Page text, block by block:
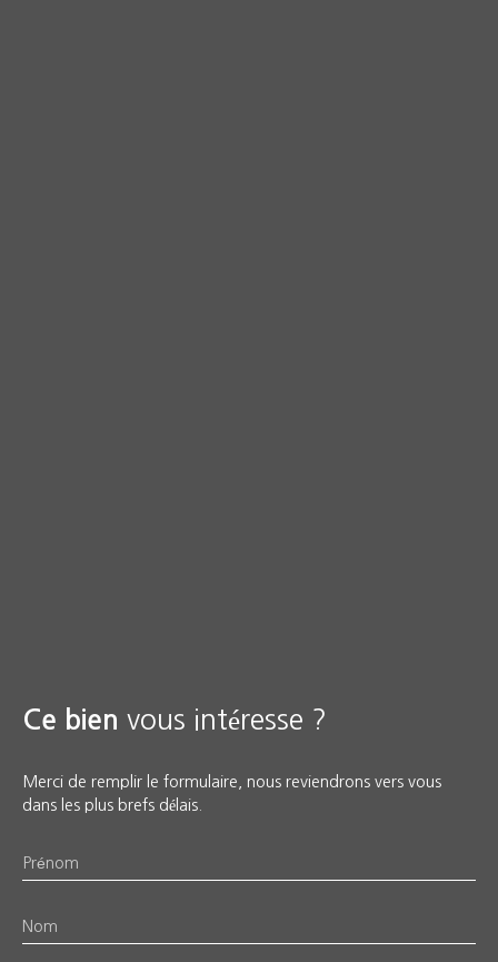
Ce bien vous intéresse ?
Merci de remplir le formulaire, nous reviendrons vers vous
dans les plus brefs délais.
Prénom
Nom